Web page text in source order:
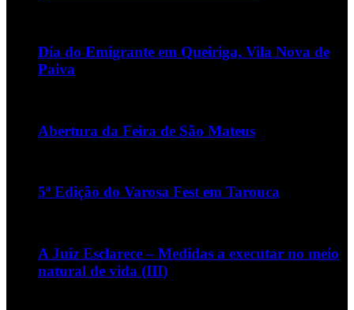
Dia do Emigrante em Queiriga, Vila Nova de
Paiva
Abertura da Feira de São Mateus
5ª Edição do Varosa Fest em Tarouca
A Juiz Esclarece – Medidas a executar no meio
natural de vida (III)